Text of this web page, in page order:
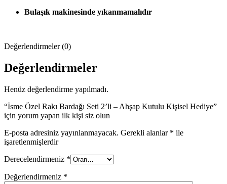
Bulaşık makinesinde yıkanmamalıdır
Değerlendirmeler (0)
Değerlendirmeler
Henüz değerlendirme yapılmadı.
“İsme Özel Rakı Bardağı Seti 2’li – Ahşap Kutulu Kişisel Hediye”
için yorum yapan ilk kişi siz olun
E-posta adresiniz yayınlanmayacak. Gerekli alanlar * ile
işaretlenmişlerdir
Derecelendirmeniz *
Değerlendirmeniz *